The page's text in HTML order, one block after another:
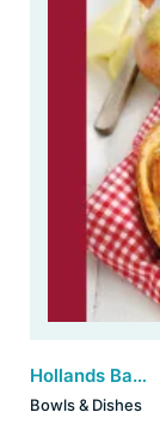
Hollands Bakboek
Bowls & Dishes